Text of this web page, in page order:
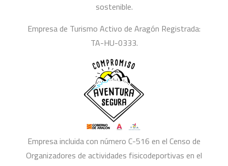
sostenible.
Empresa de Turismo Activo de Aragón Registrada:
TA-HU-0333.
Empresa incluida con número C-516 en el Censo de
Organizadores de actividades fisicodeportivas en el